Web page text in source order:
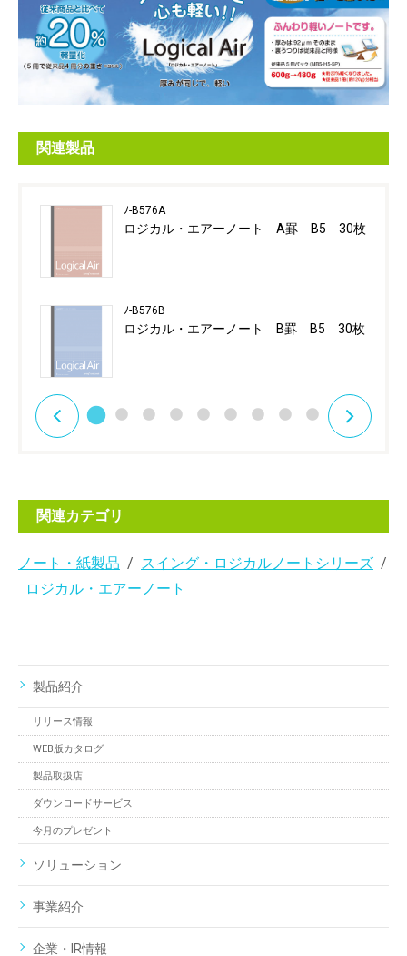
関連製品
ﾉ-B576A
ロジカル・エアーノート A罫 B5 30枚
ﾉ-B576B
ロジカル・エアーノート B罫 B5 30枚
関連カテゴリ
ノート・紙製品
スイング・ロジカルノートシリーズ
ロジカル・エアーノート
製品紹介
リリース情報
WEB版カタログ
製品取扱店
ダウンロードサービス
今月のプレゼント
ソリューション
事業紹介
企業・IR情報